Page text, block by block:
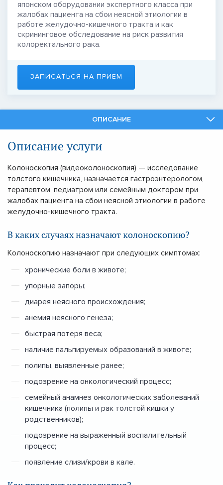
японском оборудовании экспертного класса при
жалобах пациента на сбои неясной этиологии в
работе желудочно-кишечного тракта и как
скрининговое обследование на риск развития
колоректального рака.
ЗАПИСАТЬСЯ НА ПРИЕМ
ОПИСАНИЕ
Описание услуги
Колоноскопия (видеоколоноскопия) — исследование
толстого кишечника, назначается гастроэнтерологом,
терапевтом, педиатром или семейным доктором при
жалобах пациента на сбои неясной этиологии в работе
желудочно-кишечного тракта.
В каких случаях назначают колоноскопию?
Колоноскопию назначают при следующих симптомах:
хронические боли в животе;
упорные запоры;
диарея неясного происхождения;
анемия неясного генеза;
быстрая потеря веса;
наличие пальпируемых образований в животе;
полипы, выявленные ранее;
подозрение на онкологический процесс;
семейный анамнез онкологических заболеваний
кишечника (полипы и рак толстой кишки у
родственников);
подозрение на выраженный воспалительный
процесс;
появление слизи/крови в кале.